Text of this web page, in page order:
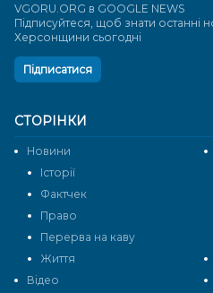
СТОРІНКИ
Новини
Історії
Фактчек
Право
Перерва на каву
Життя
Відео
VGORU.ORG в GOOGLE NEWS
Підписуйтеся, щоб знати останні
Херсонщини сьогодні
Підписатися